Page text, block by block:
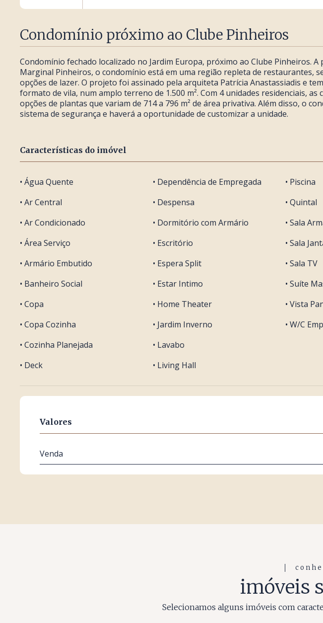
Condomínio próximo ao Clube Pinheiros
Condomínio fechado localizado no Jardim Europa, próximo ao Clube Pinheiros. A
Marginal Pinheiros, o condomínio está em uma região repleta de restaurantes,
opções de lazer. O projeto foi assinado pela arquiteta Patrícia Anastassiadis e
formato de vila, num amplo terreno de 1.500 m². Com 4 unidades residenciais, as
opções de plantas que variam de 714 a 796 m² de área privativa. Além disso, o
sistema de segurança e haverá a oportunidade de customizar a unidade.
Características do imóvel
• Água Quente
• Ar Central
• Ar Condicionado
• Área Serviço
• Armário Embutido
• Banheiro Social
• Copa
• Copa Cozinha
• Cozinha Planejada
• Deck
• Dependência de Empregada
• Despensa
• Dormitório com Armário
• Escritório
• Espera Split
• Estar Intimo
• Home Theater
• Jardim Inverno
• Lavabo
• Living Hall
• Piscina
• Quintal
• Sala
• Sala
• Sala TV
• Suíte
• Vista
• W/C
Valores
Venda
imóveis
Selecionamos alguns imóveis com